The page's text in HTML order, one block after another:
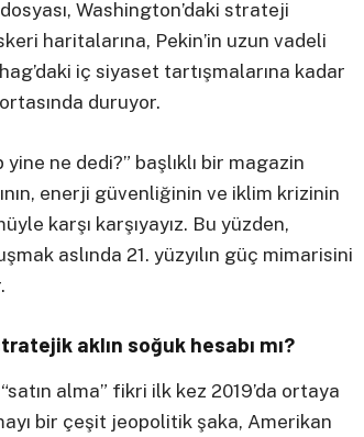
Washington’daki strateji
haritalarına, Pekin’in uzun vadeli
iç siyaset tartışmalarına kadar
duruyor.
ne dedi?” başlıklı bir magazin
enerji güvenliğinin ve iklim krizinin
karşı karşıyayız. Bu yüzden,
aslında 21. yüzyılın güç mimarisini
aklın soğuk hesabı mı?
“satın alma” fikri ilk kez 2019’da ortaya
bir çeşit jeopolitik şaka, Amerikan